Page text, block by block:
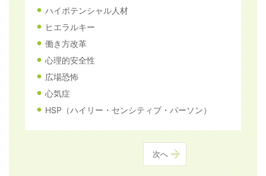
ハイポテンシャル人材
ヒエラルキー
働き方改革
心理的安全性
広場恐怖
心気症
HSP（ハイリー・センシティブ・パーソン）
次へ